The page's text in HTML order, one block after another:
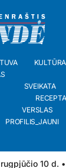
KULTŪRA
SVEIKATA
VERSLAS
PROFILIS_JAUNI
10 d. •